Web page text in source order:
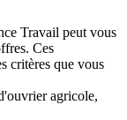
Travail peut vous
Ces
critères que vous
agricole,